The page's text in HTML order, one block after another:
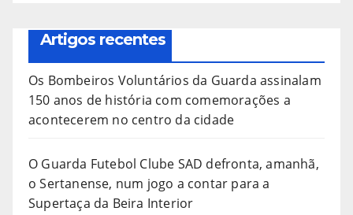
Artigos recentes
Os Bombeiros Voluntários da Guarda assinalam
150 anos de história com comemorações a
acontecerem no centro da cidade
O Guarda Futebol Clube SAD defronta, amanhã,
o Sertanense, num jogo a contar para a
Supertaça da Beira Interior